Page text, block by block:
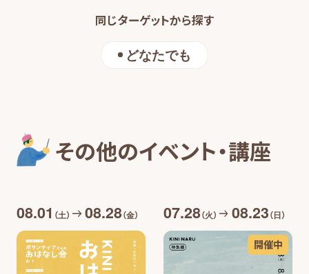
同じターゲットから探す
どなたでも
その他のイベント・講座
08.01 （土） 08.28（金） 07.28（火） 08.23（日）
開催中